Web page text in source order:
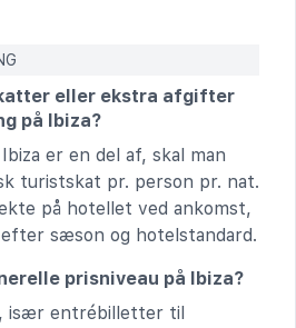
eller ekstra afgifter
på Ibiza?
er en del af, skal man
turistskat pr. person pr. nat.
på hotellet ved ankomst,
sæson og hotelstandard.
prisniveau på Ibiza?
især entrébilletter til